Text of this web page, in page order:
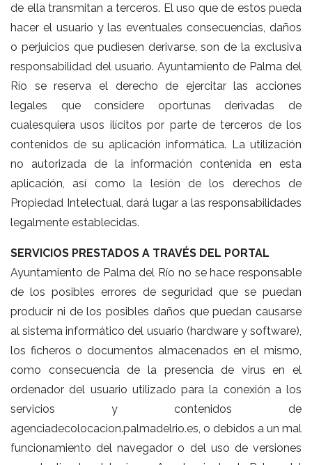
de ella transmitan a terceros. El uso que de estos pueda
hacer el usuario y las eventuales consecuencias, daños
o perjuicios que pudiesen derivarse, son de la exclusiva
responsabilidad del usuario. Ayuntamiento de Palma del
Río se reserva el derecho de ejercitar las acciones
legales que considere oportunas derivadas de
cualesquiera usos ilícitos por parte de terceros de los
contenidos de su aplicación informática. La utilización
no autorizada de la información contenida en esta
aplicación, así como la lesión de los derechos de
Propiedad Intelectual, dará lugar a las responsabilidades
legalmente establecidas.
SERVICIOS PRESTADOS A TRAVÉS DEL PORTAL
Ayuntamiento de Palma del Río no se hace responsable
de los posibles errores de seguridad que se puedan
producir ni de los posibles daños que puedan causarse
al sistema informático del usuario (hardware y software),
los ficheros o documentos almacenados en el mismo,
como consecuencia de la presencia de virus en el
ordenador del usuario utilizado para la conexión a los
servicios y contenidos de
agenciadecolocacion.palmadelrio.es, o debidos a un mal
funcionamiento del navegador o del uso de versiones